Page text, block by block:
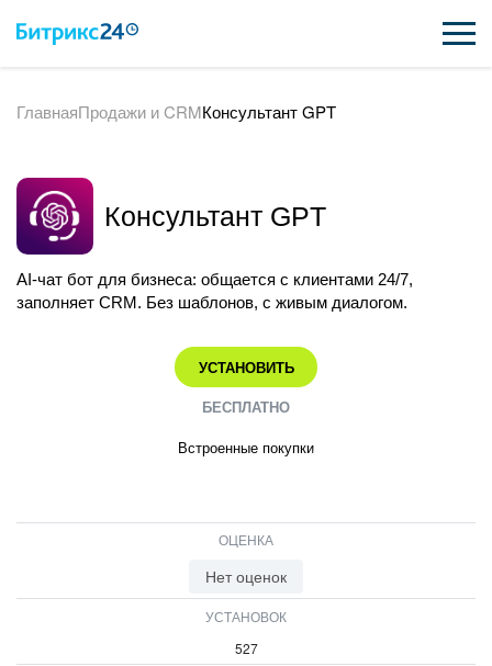
ВОЗМОЖНОСТИ
ИНТЕГРАЦИИ
ПОЛУЧИТЬ БЕСПЛАТНО
ВХОД
ГлавнаяПродажи и CRMКонсультант GPT
Консультант GPT
AI-чат бот для бизнеса: общается с клиентами 24/7,
заполняет CRM. Без шаблонов, с живым диалогом.
УСТАНОВИТЬ
БЕСПЛАТНО
Встроенные покупки
ОЦЕНКА
Нет оценок
УСТАНОВОК
527